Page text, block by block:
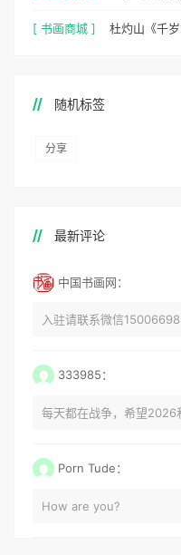
[ 书画商城 ] 杜灼山《千岁
随机标签
分享
最新评论
中国书画网：
入驻请联系微信
333985：
每天都在战争，希望2026
Porn Tude：
How are you?